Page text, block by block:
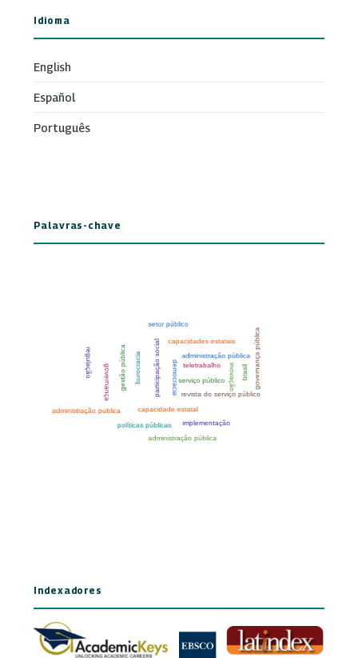
Idioma
English
Español
Português
Palavras-chave
Indexadores